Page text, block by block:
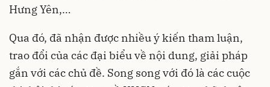
Hưng Yên,…
Qua đó, đã nhận được nhiều ý kiến tham luận,
trao đổi của các đại biểu về nội dung, giải pháp
gắn với các chủ đề. Song song với đó là các cuộc